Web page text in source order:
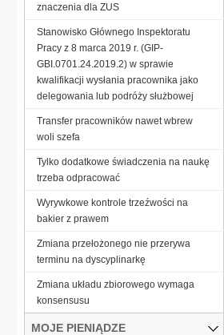
znaczenia dla ZUS
Stanowisko Głównego Inspektoratu
Pracy z 8 marca 2019 r. (GIP-
GBI.0701.24.2019.2) w sprawie
kwalifikacji wysłania pracownika jako
delegowania lub podróży służbowej
Transfer pracowników nawet wbrew
woli szefa
Tylko dodatkowe świadczenia na naukę
trzeba odpracować
Wyrywkowe kontrole trzeźwości na
bakier z prawem
Zmiana przełożonego nie przerywa
terminu na dyscyplinarkę
Zmiana układu zbiorowego wymaga
konsensusu
MOJE PIENIĄDZE